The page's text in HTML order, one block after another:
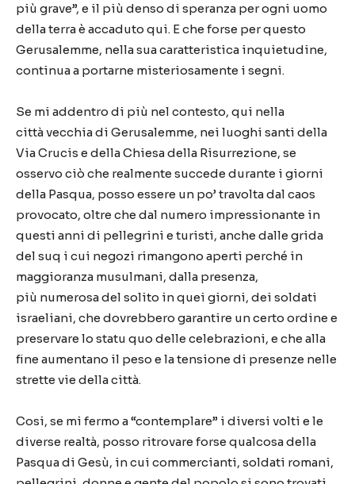
più grave”, e il più denso di speranza per ogni uomo
della terraè accaduto qui. E che forse per questo
Gerusalemme, nella sua caratteristica inquietudine,
continua a portarne misteriosamente i segni.
Se mi addentro di più nel contesto, qui nella
cittàvecchia di Gerusalemme, nei luoghi santi della
Via Crucis e della Chiesa della Risurrezione, se
osservo ciò che realmente succede durante i giorni
della Pasqua, posso essere un po’ travolta dal caos
provocato, oltre che dal numero impressionante in
questi anni di pellegrini e turisti, anche dalle grida
del suq i cui negozi rimangono aperti perché in
maggioranza musulmani, dalla presenza,
più numerosa del solito in quei giorni, dei soldati
israeliani, che dovrebbero garantire un certo ordine e
preservare lo statu quo delle celebrazioni, e che alla
fine aumentano il peso e la tensione di presenze nelle
strette vie della città.
Cosi, se mi fermo a“contemplare” i diversi volti e le
diverse realtà, posso ritrovare forse qualcosa della
Pasqua di Gesù, in cui commercianti, soldati romani,